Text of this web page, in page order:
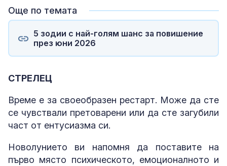
Още по темата
5 зодии с най-голям шанс за повишение
през юни 2026
СТРЕЛЕЦ
Време е за своеобразен рестарт. Може да сте
се чувствали претоварени или да сте загубили
част от ентусиазма си.
Новолунието ви напомня да поставите на
първо място психическото, емоционалното и